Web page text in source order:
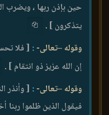
حين بإذن ربها ، ويضرب
يتذكرون ] .
وقوله –تعالى- : [ فلا
إن الله عزيز ذو انتقام ] .
وقوله –تعالى- : [ وأنذر
فيقول الذين ظلموا